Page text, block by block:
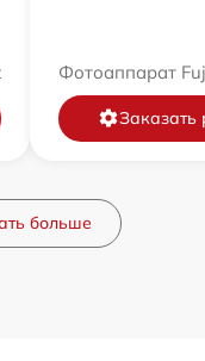
Фотоаппарат
Заказать
больше